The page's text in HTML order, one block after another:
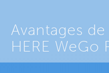
Avantages
HERE WeGo